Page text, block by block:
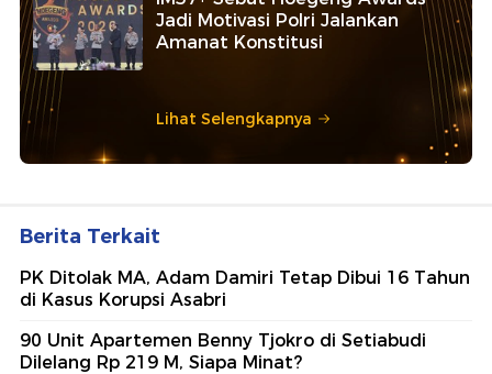
Jadi Motivasi Polri Jalankan
Amanat Konstitusi
Lihat Selengkapnya
Berita Terkait
PK Ditolak MA, Adam Damiri Tetap Dibui 16 Tahun
di Kasus Korupsi Asabri
90 Unit Apartemen Benny Tjokro di Setiabudi
Dilelang Rp 219 M, Siapa Minat?